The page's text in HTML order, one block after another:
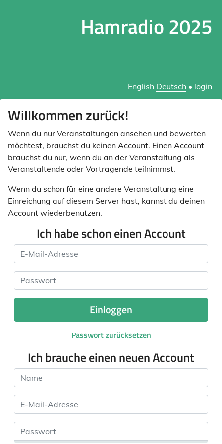
Hamradio 2025
English Deutsch • login
Willkommen zurück!
Wenn du nur Veranstaltungen ansehen und bewerten
möchtest, brauchst du keinen Account. Einen Account
brauchst du nur, wenn du an der Veranstaltung als
Veranstaltende oder Vortragende teilnimmst.
Wenn du schon für eine andere Veranstaltung eine
Einreichung auf diesem Server hast, kannst du deinen
Account wiederbenutzen.
Ich habe schon einen Account
E-Mail-Adresse
Passwort
Einloggen
Passwort zurücksetzen
Ich brauche einen neuen Account
Name
E-Mail-Adresse
Passwort